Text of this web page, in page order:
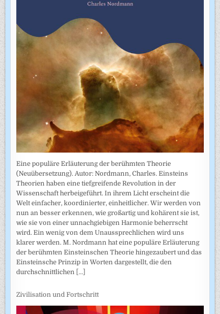
Eine populäre Erläuterung der berühmten Theorie
(Neuübersetzung). Autor: Nordmann, Charles. Einsteins
Theorien haben eine tiefgreifende Revolution in der
Wissenschaft herbeigeführt. In ihrem Licht erscheint die
Welt einfacher, koordinierter, einheitlicher. Wir werden von
nun an besser erkennen, wie großartig und kohärent sie ist,
wie sie von einer unnachgiebigen Harmonie beherrscht
wird. Ein wenig von dem Unaussprechlichen wird uns
klarer werden. M. Nordmann hat eine populäre Erläuterung
der berühmten Einsteinschen Theorie hingezaubert und das
Einsteinsche Prinzip in Worten dargestellt, die den
durchschnittlichen [...]
Zivilisation und Fortschritt